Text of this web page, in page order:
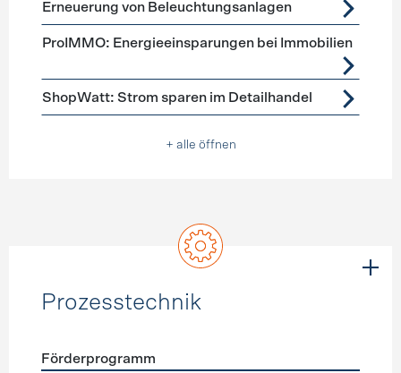
Erneuerung von Beleuchtungsanlagen
ProIMMO: Energieeinsparungen bei Immobilien
ShopWatt: Strom sparen im Detailhandel
+ alle öffnen
Prozesstechnik
Förderprogramm